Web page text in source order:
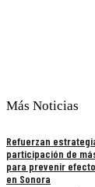
Más Noticias
Refuerzan
participación de
para prevenir
en Sonora